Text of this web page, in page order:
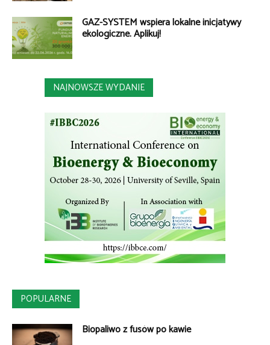
GAZ-SYSTEM wspiera lokalne inicjatywy
ekologiczne. Aplikuj!
NAJNOWSZE WYDANIE
POPULARNE
Biopaliwo z fusów po kawie